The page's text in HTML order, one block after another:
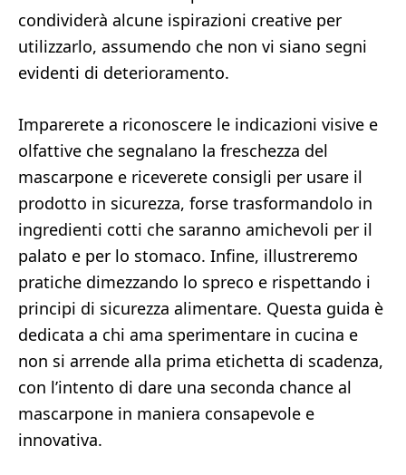
condividerà alcune ispirazioni creative per
utilizzarlo, assumendo che non vi siano segni
evidenti di deterioramento.
Imparerete a riconoscere le indicazioni visive e
olfattive che segnalano la freschezza del
mascarpone e riceverete consigli per usare il
prodotto in sicurezza, forse trasformandolo in
ingredienti cotti che saranno amichevoli per il
palato e per lo stomaco. Infine, illustreremo
pratiche dimezzando lo spreco e rispettando i
principi di sicurezza alimentare. Questa guida è
dedicata a chi ama sperimentare in cucina e
non si arrende alla prima etichetta di scadenza,
con l’intento di dare una seconda chance al
mascarpone in maniera consapevole e
innovativa.